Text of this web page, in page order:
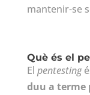
mantenir-se
Què és el
El pentesting
duu a terme